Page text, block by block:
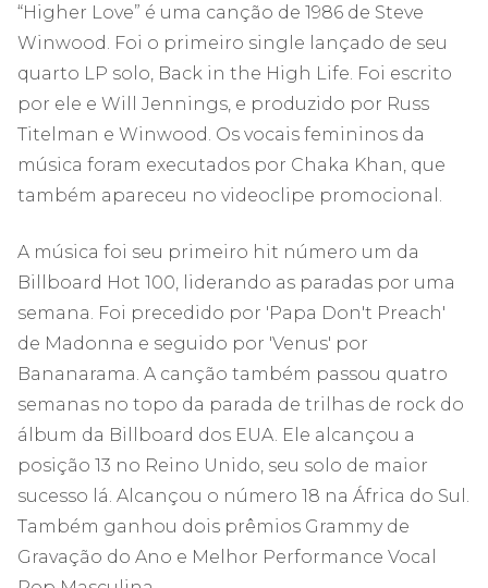
“Higher Love” é uma canção de 1986 de Steve
Winwood. Foi o primeiro single lançado de seu
quarto LP solo, Back in the High Life. Foi escrito
por ele e Will Jennings, e produzido por Russ
Titelman e Winwood. Os vocais femininos da
música foram executados por Chaka Khan, que
também apareceu no videoclipe promocional.
A música foi seu primeiro hit número um da
Billboard Hot 100, liderando as paradas por uma
semana. Foi precedido por 'Papa Don't Preach'
de Madonna e seguido por 'Venus' por
Bananarama. A canção também passou quatro
semanas no topo da parada de trilhas de rock do
álbum da Billboard dos EUA. Ele alcançou a
posição 13 no Reino Unido, seu solo de maior
sucesso lá. Alcançou o número 18 na África do Sul.
Também ganhou dois prêmios Grammy de
Gravação do Ano e Melhor Performance Vocal